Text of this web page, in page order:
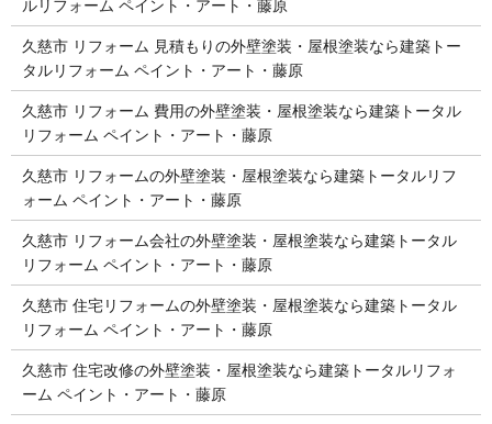
ルリフォーム ペイント・アート・藤原
久慈市 リフォーム 見積もりの外壁塗装・屋根塗装なら建築トー
タルリフォーム ペイント・アート・藤原
久慈市 リフォーム 費用の外壁塗装・屋根塗装なら建築トータル
リフォーム ペイント・アート・藤原
久慈市 リフォームの外壁塗装・屋根塗装なら建築トータルリフ
ォーム ペイント・アート・藤原
久慈市 リフォーム会社の外壁塗装・屋根塗装なら建築トータル
リフォーム ペイント・アート・藤原
久慈市 住宅リフォームの外壁塗装・屋根塗装なら建築トータル
リフォーム ペイント・アート・藤原
久慈市 住宅改修の外壁塗装・屋根塗装なら建築トータルリフォ
ーム ペイント・アート・藤原